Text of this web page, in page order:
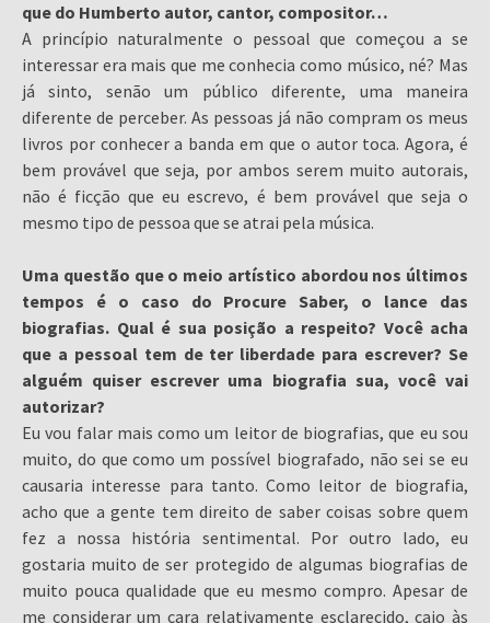
que do Humberto autor, cantor, compositor…
A princípio naturalmente o pessoal que começou a se
interessar era mais que me conhecia como músico, né? Mas
já sinto, senão um público diferente, uma maneira
diferente de perceber. As pessoas já não compram os meus
livros por conhecer a banda em que o autor toca. Agora, é
bem provável que seja, por ambos serem muito autorais,
não é ficção que eu escrevo, é bem provável que seja o
mesmo tipo de pessoa que se atrai pela música.
Uma questão que o meio artístico abordou nos últimos
tempos é o caso do Procure Saber, o lance das
biografias. Qual é sua posição a respeito? Você acha
que a pessoal tem de ter liberdade para escrever? Se
alguém quiser escrever uma biografia sua, você vai
autorizar?
Eu vou falar mais como um leitor de biografias, que eu sou
muito, do que como um possível biografado, não sei se eu
causaria interesse para tanto. Como leitor de biografia,
acho que a gente tem direito de saber coisas sobre quem
fez a nossa história sentimental. Por outro lado, eu
gostaria muito de ser protegido de algumas biografias de
muito pouca qualidade que eu mesmo compro. Apesar de
me considerar um cara relativamente esclarecido, caio às